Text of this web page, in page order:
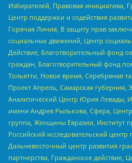
Избирателей, Правовая инициатива,
Центр поддержки и содействия
Горячая Линия, В защиту прав
социальных движений, Центр
Действие, Благотворительный фонд
граждан, Благотворительный фонд
Тольятти, Новое время, Серебряная
Проект Апрель, Самарская губерния,
Аналитический Центр Юрия Левады,
имени Андрея Рылькова, Сфера,
группа, Женщины Евразии, Институт
Российский исследовательский
Дальневосточный центр развития
партнерства, Гражданское действие,